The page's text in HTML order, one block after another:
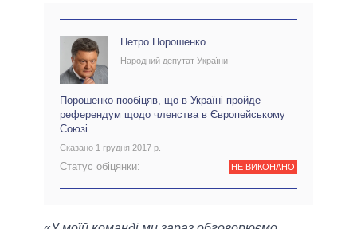
Петро Порошенко
Народний депутат України
Порошенко пообіцяв, що в Україні пройде
референдум щодо членства в Європейському
Союзі
Сказано 1 грудня 2017 р.
Статус обіцянки: НЕ ВИКОНАНО